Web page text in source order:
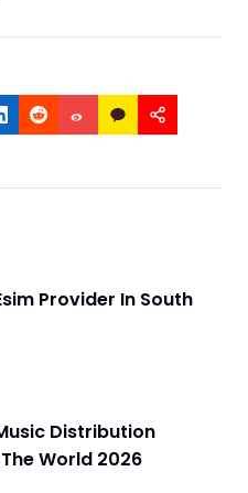
Provider In South
Distribution
World 2026